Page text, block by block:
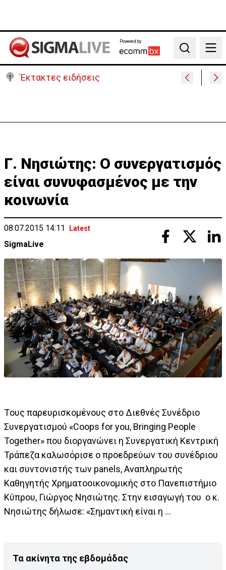
Powered by:
Search
Έκτακτες ειδήσεις
Γ. Νησιώτης: Ο συνεργατισμός
είναι συνυφασμένος με την
κοινωνία
08.07.2015 14:11 Latest
SigmaLive
Tους παρευρισκομένους στο Διεθνές Συνέδριο
Συνεργατισμού «Coops for you, Βringing People
Together» που διοργανώνει η Συνεργατική Κεντρική
Τράπεζα καλωσόρισε ο προεδρεύων του συνέδριου
και συντονιστής των panels, Αναπληρωτής
Καθηγητής Χρηματοοικονομικής στο Πανεπιστήμιο
Κύπρου, Γιώργος Νησιώτης. Στην εισαγωγή του ο κ.
Νησιώτης δήλωσε: «Σημαντική είναι η ...
Τα ακίνητα της εβδομάδας